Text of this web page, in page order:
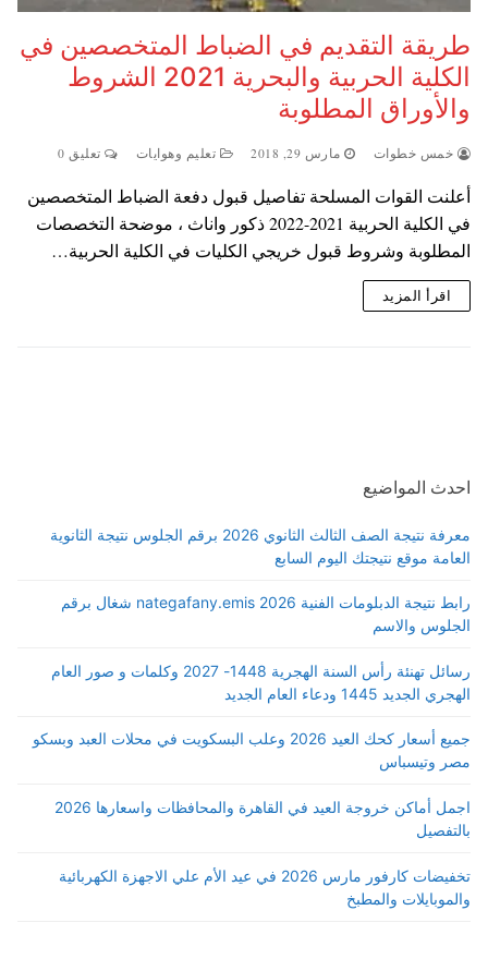
طريقة التقديم في الضباط المتخصصين في
الكلية الحربية والبحرية 2021 الشروط
والأوراق المطلوبة
خمس خطوات مارس 29, 2018 تعليم وهوايات تعليق 0
أعلنت القوات المسلحة تفاصيل قبول دفعة الضباط المتخصصين
في الكلية الحربية 2021-2022 ذكور واناث ، موضحة التخصصات
المطلوبة وشروط قبول خريجي الكليات في الكلية الحربية…
اقرأ المزيد
احدث المواضيع
معرفة نتيجة الصف الثالث الثانوي 2026 برقم الجلوس نتيجة الثانوية
العامة موقع نتيجتك اليوم السابع
رابط نتيجة الدبلومات الفنية 2026 nategafany.emis شغال برقم
الجلوس والاسم
رسائل تهنئة رأس السنة الهجرية 1448- 2027 وكلمات و صور العام
الهجري الجديد 1445 ودعاء العام الجديد
جميع أسعار كحك العيد 2026 وعلب البسكويت في محلات العبد وبسكو
مصر وتيسباس
اجمل أماكن خروجة العيد في القاهرة والمحافظات واسعارها 2026
بالتفصيل
تخفيضات كارفور مارس 2026 في عيد الأم علي الاجهزة الكهربائية
والموبايلات والمطبخ